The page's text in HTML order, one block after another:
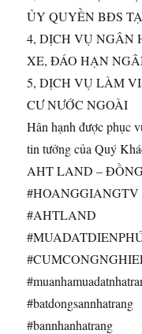
ỦY QUYỀN BĐS
4, DỊCH VỤ NGÂN
XE, ĐÁO HẠN
5, DỊCH VỤ LÀM
CƯ NƯỚC NGOÀI
Hân hạnh được phục
tin tưởng của Quý
AHT LAND –
#HOANGGIANGTV​
#AHTLAND​
#batdongsannhatrang​
#bannhanhatrang​